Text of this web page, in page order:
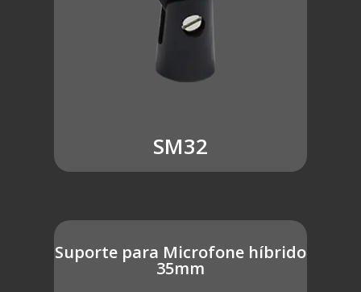
SM32
Suporte para Microfone híbrido
35mm